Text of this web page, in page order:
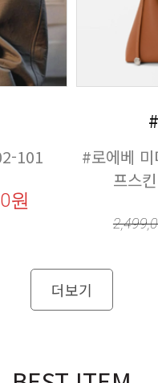
101
원
프스
더보기